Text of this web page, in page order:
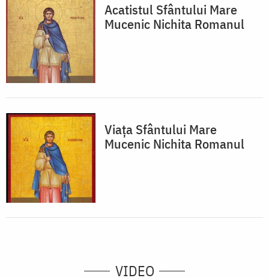
Acatistul Sfântului Mare
Mucenic Nichita Romanul
Viața Sfântului Mare
Mucenic Nichita Romanul
VIDEO